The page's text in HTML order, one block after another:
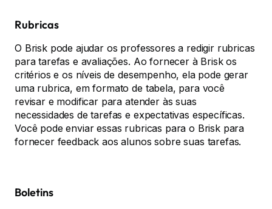
Rubricas
O Brisk pode ajudar os professores a redigir rubricas
para tarefas e avaliações. Ao fornecer à Brisk os
critérios e os níveis de desempenho, ela pode gerar
uma rubrica, em formato de tabela, para você
revisar e modificar para atender às suas
necessidades de tarefas e expectativas específicas.
Você pode enviar essas rubricas para o Brisk para
fornecer feedback aos alunos sobre suas tarefas.
Boletins